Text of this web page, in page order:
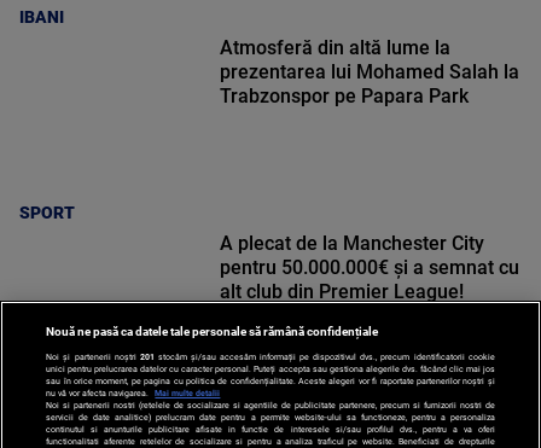
IBANI
SPORT
Atmosferă din altă lume la
prezentarea lui Mohamed Salah la
Trabzonspor pe Papara Park
SPORT
A plecat de la Manchester City
pentru 50.000.000€ și a semnat cu
alt club din Premier League!
Nouă ne pasă ca datele tale personale să rămână confidențiale
Noi și partenerii noștri 201 stocăm și/sau accesăm informații pe dispozitivul dvs., precum identificatorii cookie
unici pentru prelucrarea datelor cu caracter personal. Puteți accepta sau gestiona alegerile dvs. făcând clic mai jos
sau în orice moment, pe pagina cu politica de confidențialitate. Aceste alegeri vor fi raportate partenerilor noștri și
nu vă vor afecta navigarea.
Mai multe detalii
Noi si partenerii nostri (retelele de socializare si agentiile de publicitate partenere, precum si furnizorii nostri de
servicii de date analitice) prelucram date pentru a permite website-ului sa functioneze, pentru a personaliza
continutul si anunturile publicitare afisate in functie de interesele si/sau profilul dvs., pentru a va oferi
functionalitati aferente retelelor de socializare si pentru a analiza traficul pe website. Beneficiati de drepturile